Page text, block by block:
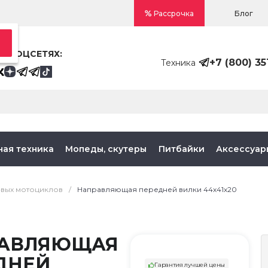
Рассрочка Блог
СОЦСЕТЯХ:
Техника
+7 (800)
техника Мопеды, скутеры Питбайки
мотоциклов / Направляющая передней вилки 44х41х20
Гарантия лучшей цены